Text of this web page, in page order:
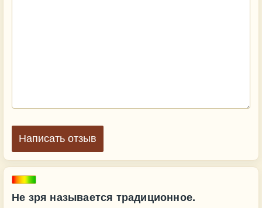
Не зря называется традиционное.
Написать отзыв